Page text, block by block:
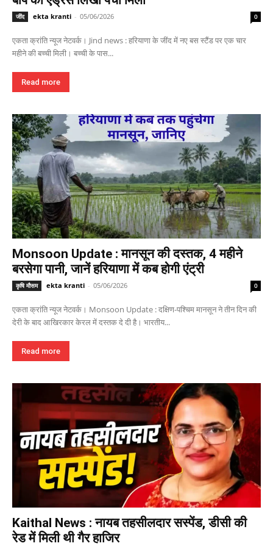
जींद ekta kranti - 05/06/2026 0
एकता क्रांति न्यूज नेटवर्क। Jind news : हरियाणा के जींद में नए बस स्टैंड पर एक चार
महीने की बच्ची मिली। बच्ची के पास...
Read more
Monsoon Update : मानसून की दस्तक, 4 महीने
बरसेगा पानी, जानें हरियाणा में कब होगी एंट्री
कृषि मौसम ekta kranti - 05/06/2026 0
एकता क्रांति न्यूज नेटवर्क। Monsoon Update : दक्षिण-पश्चिम मानसून ने तीन दिन की
देरी के बाद आखिरकार केरल में दस्तक दे दी है। भारतीय...
Read more
Kaithal News : नायब तहसीलदार सस्पेंड, डीसी की
रेड में मिली थी गैर हाजिर